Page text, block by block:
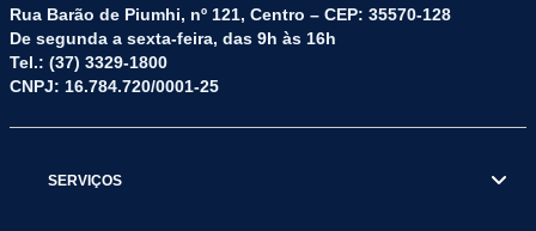
Rua Barão de Piumhi, nº 121, Centro – CEP: 35570-128
De segunda a sexta-feira, das 9h às 16h
Tel.: (37) 3329-1800
CNPJ: 16.784.720/0001-25
SERVIÇOS